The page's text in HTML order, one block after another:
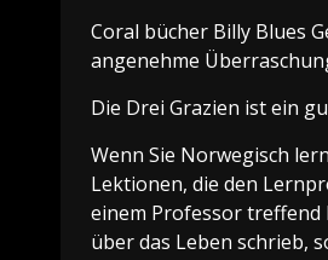
Coral bücher Billy Blues
angenehme
Die Drei Grazien ist ein
Wenn Sie Norwegisch
Lektionen, die den
einem Professor treffend
über das Leben schrieb,